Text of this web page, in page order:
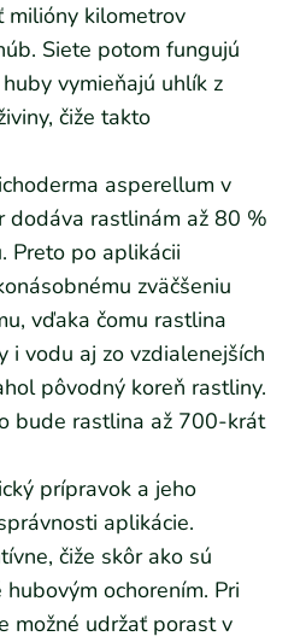
milióny kilometrov
Siete potom fungujú
huby vymieňajú uhlík z
čiže takto
asperellum v
dodáva rastlinám až 80 %
Preto po aplikácii
zväčšeniu
vďaka čomu rastlina
i vodu aj zo vzdialenejších
pôvodný koreň rastliny.
bude rastlina až 700-krát
prípravok a jeho
aplikácie.
čiže skôr ako sú
ochorením. Pri
možné udržať porast v